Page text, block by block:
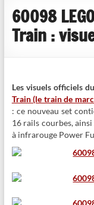
reviews
60098
Train :
Les visuels officiels
Train (le train de
: ce nouveau set
16 rails courbes,
à infrarouge Power